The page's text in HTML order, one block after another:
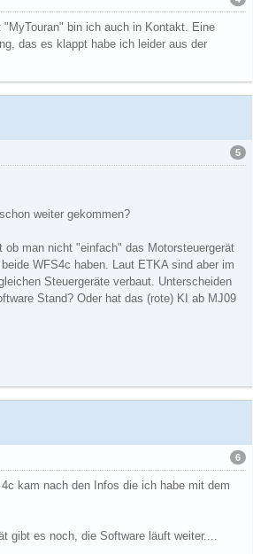
"MyTouran" bin ich auch in Kontakt. Eine
das es klappt habe ich leider aus der
5
weiter gekommen?
ob man nicht "einfach" das Motorsteuergerät
WFS4c haben. Laut ETKA sind aber im
Steuergeräte verbaut. Unterscheiden
Stand? Oder hat das (rote) KI ab MJ09
6
kam nach den Infos die ich habe mit dem
gibt es noch, die Software läuft weiter....